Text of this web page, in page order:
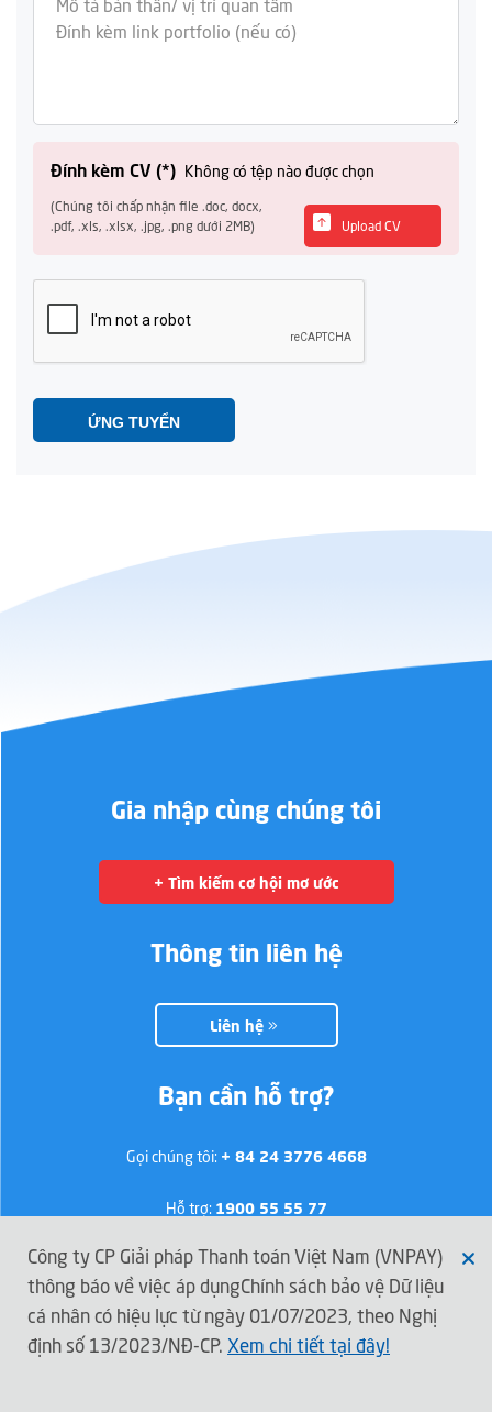
Đính kèm CV (*) Không có tệp nào được chọn
Upload CV
(Chúng tôi chấp nhận file .doc, docx,
.pdf, .xls, .xlsx, .jpg, .png dưới 2MB)
ỨNG TUYỂN
Gia nhập cùng chúng tôi
+ Tìm kiếm cơ hội mơ ước
Thông tin liên hệ
Liên hệ
Bạn cần hỗ trợ?
Gọi chúng tôi: + 84 24 3776 4668
Hỗ trợ: 1900 55 55 77
Kết nối với VNPAY
Công ty CP Giải pháp Thanh toán Việt Nam (VNPAY)
thông báo về việc áp dụngChính sách bảo vệ Dữ liệu
cá nhân có hiệu lực từ ngày 01/07/2023, theo Nghị
định số 13/2023/NĐ-CP. Xem chi tiết tại đây!